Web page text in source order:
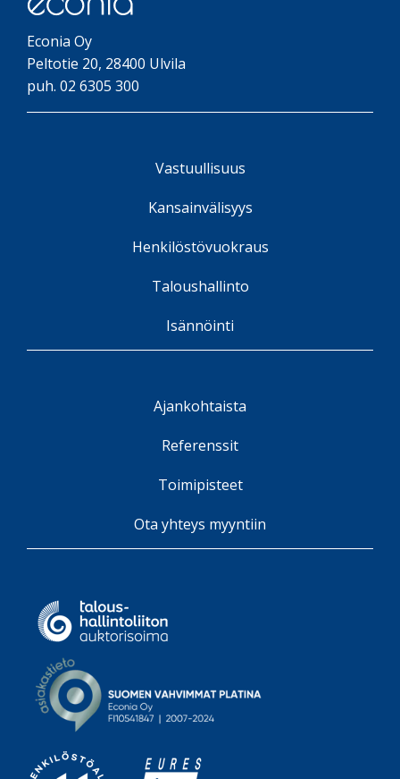
Econia Oy
Peltotie 20, 28400 Ulvila
puh. 02 6305 300
Vastuullisuus
Kansainvälisyys
Henkilöstövuokraus
Taloushallinto
Isännöinti
Ajankohtaista
Referenssit
Toimipisteet
Ota yhteys myyntiin